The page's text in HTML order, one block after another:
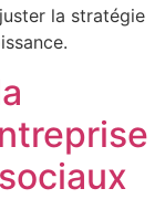
la stratégie